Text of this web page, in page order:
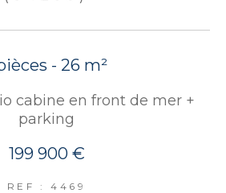
- 26 m²
cabine en front de mer +
parking
199 900 €
REF : 4469